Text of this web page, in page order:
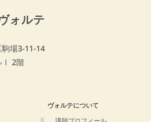
ォルテ
駒場3-11-14
Ⅰ 2階
ヴォルテについて